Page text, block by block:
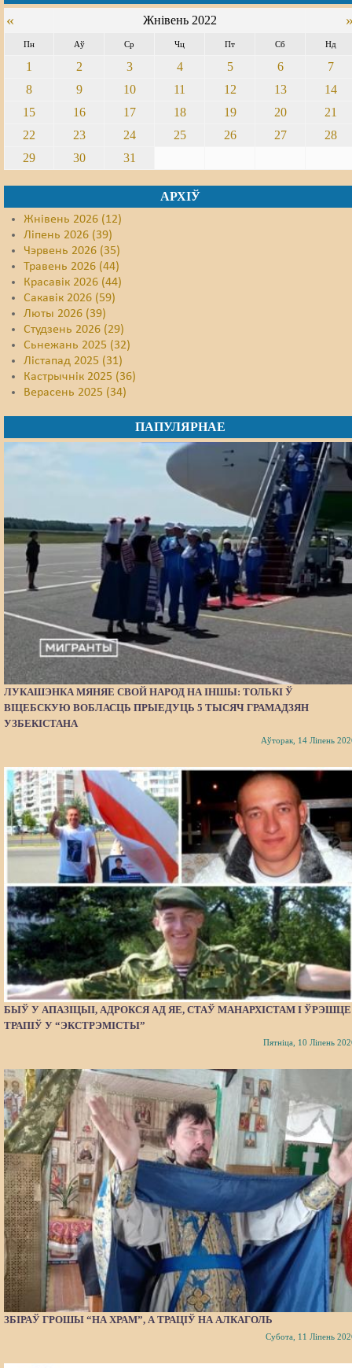
« Жнівень 2022
Пн Аў Ср Чц Пт Сб Нд
1 2 3 4 5 6
7
8
9 10 11 12 13
14
15
16 17 18 19 20
21
22
23 24 25 26 27
28
29
30 31
АРХІЎ
Жнівень 2026 (12)
Ліпень 2026 (39)
Чэрвень 2026 (35)
Травень 2026 (44)
Красавік 2026 (44)
Сакавік 2026 (59)
Люты 2026 (39)
Студзень 2026 (29)
Сьнежань 2025 (32)
Лістапад 2025 (31)
Кастрычнік 2025 (36)
Верасень 2025 (34)
ПАПУЛЯРНАЕ
ЛУКАШЭНКА МЯНЯЕ СВОЙ НАРОД НА ІНШЫ: ТОЛЬКІ Ў
ВІЦЕБСКУЮ ВОБЛАСЦЬ ПРЫЕДУЦЬ 5 ТЫСЯЧ ГРАМАДЗЯН
УЗБЕКІСТАНА
Аўторак, 14 Ліпень
БЫЎ У АПАЗІЦЫІ, АДРОКСЯ АД ЯЕ, СТАЎ МАНАРХІСТАМ І ЎРЭШЦЕ
ТРАПІЎ У “ЭКСТРЭМІСТЫ”
Пятніца, 10 Ліпень
ЗБІРАЎ ГРОШЫ “НА ХРАМ”, А ТРАЦІЎ НА АЛКАГОЛЬ
Субота, 11 Ліпень
Суд
Экалёгія
Правы працоўных
Сацыяльныя правы